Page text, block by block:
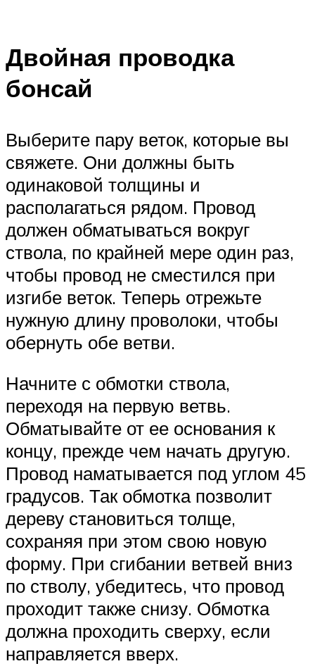
Двойная проводка
бонсай
Выберите пару веток, которые вы
свяжете. Они должны быть
одинаковой толщины и
располагаться рядом. Провод
должен обматываться вокруг
ствола, по крайней мере один раз,
чтобы провод не сместился при
изгибе веток. Теперь отрежьте
нужную длину проволоки, чтобы
обернуть обе ветви.
Начните с обмотки ствола,
переходя на первую ветвь.
Обматывайте от ее основания к
концу, прежде чем начать другую.
Провод наматывается под углом 45
градусов. Так обмотка позволит
дереву становиться толще,
сохраняя при этом свою новую
форму. При сгибании ветвей вниз
по стволу, убедитесь, что провод
проходит также снизу. Обмотка
должна проходить сверху, если
направляется вверх.